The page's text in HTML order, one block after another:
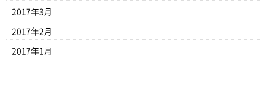
2017年3月
2017年2月
2017年1月